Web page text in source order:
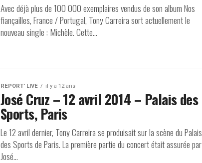
Avec déjà plus de 100 000 exemplaires vendus de son album Nos
fiançailles, France / Portugal, Tony Carreira sort actuellement le
nouveau single : Michèle. Cette...
REPORT' LIVE il y a 12 ans
José Cruz – 12 avril 2014 – Palais des
Sports, Paris
Le 12 avril dernier, Tony Carreira se produisait sur la scène du Palais
des Sports de Paris. La première partie du concert était assurée par
José...